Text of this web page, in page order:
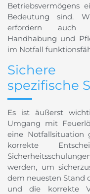
Betriebsvermögens
Bedeutung sind.
erfordern auch
Handhabung und
im Notfall
Sichere
spezifische
Es ist äußerst
Umgang mit
eine Notfallsituation
korrekte
werden, um
dem neuesten Stand
und die korrekte